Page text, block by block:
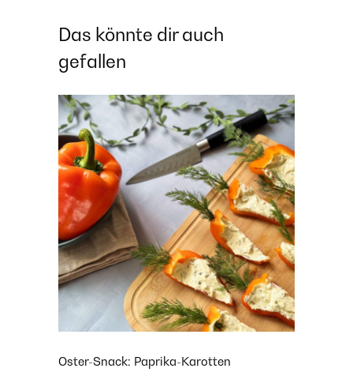
Das könnte dir auch
gefallen
Oster-Snack: Paprika-Karotten